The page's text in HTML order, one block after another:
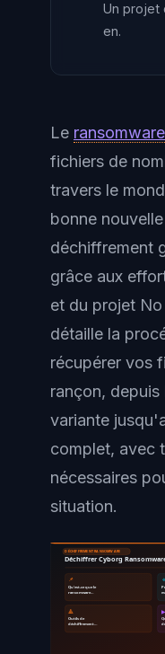
Un projet
en.
Le ransomware
fichiers de
travers le
bonne
déchiffrement
grâce aux
et du projet
détaille la
récupérer vos
rançon,
variante
complet, avec
nécessaires
situation.
DÉCHIFFREMENT RANSOMWARE
Déchiffrer Cyborg
📌
Qu'est-ce que le
ransomware…
🔹
🔺
Outils de
déchiffrement…
▶